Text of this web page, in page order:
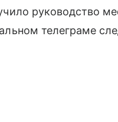
руководство
телеграме